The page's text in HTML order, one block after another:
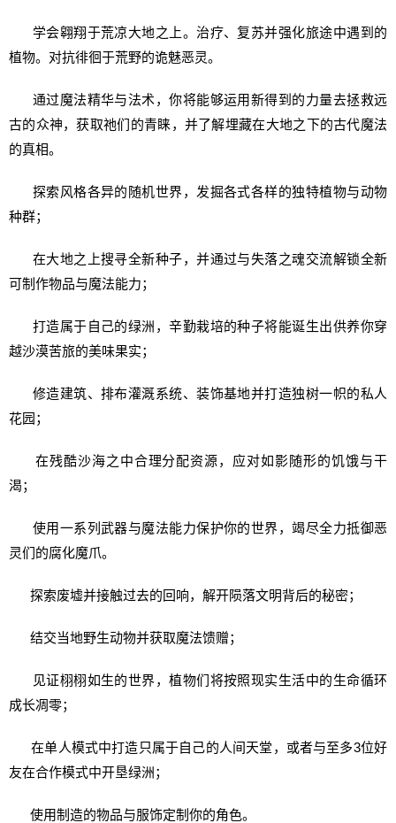
学会翱翔于荒凉大地之上。治疗、复苏并强化旅途中遇到的
植物。对抗徘徊于荒野的诡魅恶灵。
通过魔法精华与法术，你将能够运用新得到的力量去拯救远
古的众神，获取祂们的青睐，并了解埋藏在大地之下的古代魔法
的真相。
探索风格各异的随机世界，发掘各式各样的独特植物与动物
种群；
在大地之上搜寻全新种子，并通过与失落之魂交流解锁全新
可制作物品与魔法能力；
打造属于自己的绿洲，辛勤栽培的种子将能诞生出供养你穿
越沙漠苦旅的美味果实；
修造建筑、排布灌溉系统、装饰基地并打造独树一帜的私人
花园；
在残酷沙海之中合理分配资源，应对如影随形的饥饿与干
渴；
使用一系列武器与魔法能力保护你的世界，竭尽全力抵御恶
灵们的腐化魔爪。
探索废墟并接触过去的回响，解开陨落文明背后的秘密；
结交当地野生动物并获取魔法馈赠；
见证栩栩如生的世界，植物们将按照现实生活中的生命循环
成长凋零；
在单人模式中打造只属于自己的人间天堂，或者与至多3位好
友在合作模式中开垦绿洲；
使用制造的物品与服饰定制你的角色。